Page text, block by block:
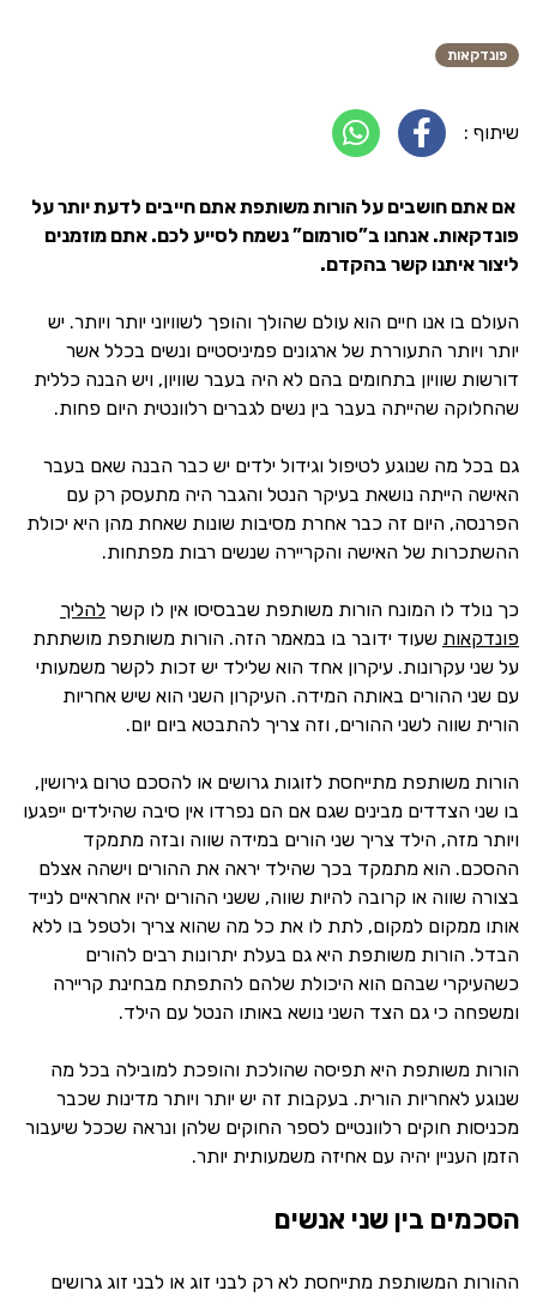
פונדקאות
שיתוף :
אם אתם חושבים על הורות משותפת אתם חייבים לדעת יותר על
פונדקאות. אנחנו ב”סורמום” נשמח לסייע לכם. אתם מוזמנים
ליצור איתנו קשר בהקדם.
העולם בו אנו חיים הוא עולם שהולך והופך לשוויוני יותר ויותר. יש
יותר ויותר התעוררת של ארגונים פמיניסטיים ונשים בכלל אשר
דורשות שוויון בתחומים בהם לא היה בעבר שוויון, ויש הבנה כללית
שהחלוקה שהייתה בעבר בין נשים לגברים רלוונטית היום פחות.
גם בכל מה שנוגע לטיפול וגידול ילדים יש כבר הבנה שאם בעבר
האישה הייתה נושאת בעיקר הנטל והגבר היה מתעסק רק עם
הפרנסה, היום זה כבר אחרת מסיבות שונות שאחת מהן היא יכולת
ההשתכרות של האישה והקריירה שנשים רבות מפתחות.
כך נולד לו המונח הורות משותפת שבבסיסו אין לו קשר להליך
פונדקאות שעוד ידובר בו במאמר הזה. הורות משותפת מושתתת
על שני עקרונות. עיקרון אחד הוא שלילד יש זכות לקשר משמעותי
עם שני ההורים באותה המידה. העיקרון השני הוא שיש אחריות
הורית שווה לשני ההורים, וזה צריך להתבטא ביום יום.
הורות משותפת מתייחסת לזוגות גרושים או להסכם טרום גירושין,
בו שני הצדדים מבינים שגם אם הם נפרדו אין סיבה שהילדים ייפגעו
ויותר מזה, הילד צריך שני הורים במידה שווה ובזה מתמקד
ההסכם. הוא מתמקד בכך שהילד יראה את ההורים וישהה אצלם
בצורה שווה או קרובה להיות שווה, ששני ההורים יהיו אחראיים לנייד
אותו ממקום למקום, לתת לו את כל מה שהוא צריך ולטפל בו ללא
הבדל. הורות משותפת היא גם בעלת יתרונות רבים להורים
כשהעיקרי שבהם הוא היכולת שלהם להתפתח מבחינת קריירה
ומשפחה כי גם הצד השני נושא באותו הנטל עם הילד.
הורות משותפת היא תפיסה שהולכת והופכת למובילה בכל מה
שנוגע לאחריות הורית. בעקבות זה יש יותר ויותר מדינות שכבר
מכניסות חוקים רלוונטיים לספר החוקים שלהן ונראה שככל שיעבור
הזמן העניין יהיה עם אחיזה משמעותית יותר.
הסכמים בין שני אנשים
ההורות המשותפת מתייחסת לא רק לבני זוג או לבני זוג גרושים